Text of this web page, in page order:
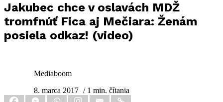
Jakubec chce v oslavách MDŽ
tromfnúť Fica aj Mečiara: Ženám
posiela odkaz! (video)
Mediaboom
8. marca 2017 / 1 min. čítania